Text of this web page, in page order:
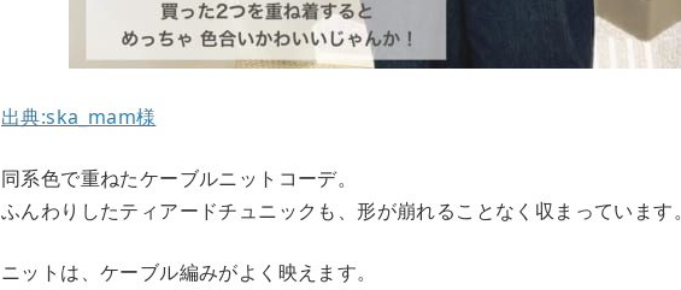
出典:ska_mam様
同系色で重ねたケーブルニットコーデ。
ふんわりしたティアードチュニックも、形が崩れることなく収まっています。
ニットは、ケーブル編みがよく映えます。